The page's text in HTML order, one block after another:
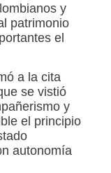
y
patrimonio
el
a la cita
se vistió
y
el principio
autonomía